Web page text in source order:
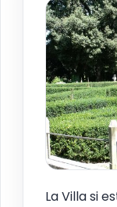
La Villa si